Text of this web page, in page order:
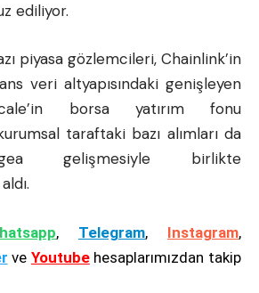
ediliyor.
piyasa gözlemcileri, Chainlink’in
veri altyapısındaki genişleyen
borsa yatırım fonu
taraftaki bazı alımları da
gelişmesiyle birlikte
, Telegram, Instagram,
ve Youtubehesaplarımızdan takip